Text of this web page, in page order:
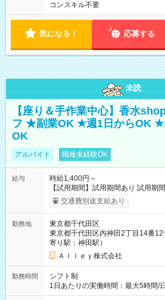
コンスキル不要
気になる！ 応募する
未読
【座り＆手作業中心】香水
フ ★副業OK ★週1日からOK
OK
アルバイト 職種未経験OK
給与
時給1,400円～
【試用期間】試用期間あり 試用期
給与は本採用時と同じです。
交通費別途支給あり
勤務地
東京都千代田区
東京都千代田区内神田2丁目14番
寄り駅：神田駅）
Ａｌｌｅｙ株式会社
勤務時間
シフト制
1日あたりの実働時間：最大5時間/
実働時間：1-5時間 └上記の時間帯